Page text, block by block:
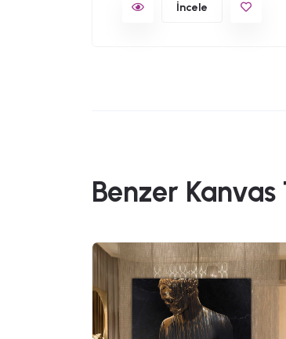
İncele
Benzer